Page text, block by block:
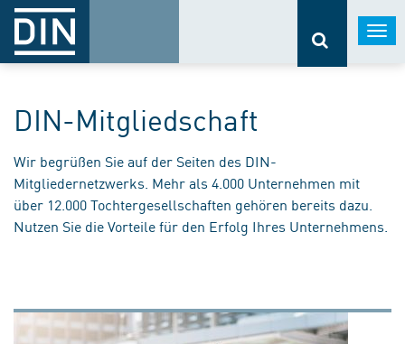
DIN-Mitgliedschaft
Wir begrüßen Sie auf der Seiten des DIN-
Mitgliedernetzwerks. Mehr als 4.000 Unternehmen mit
über 12.000 Tochtergesellschaften gehören bereits dazu.
Nutzen Sie die Vorteile für den Erfolg Ihres Unternehmens.